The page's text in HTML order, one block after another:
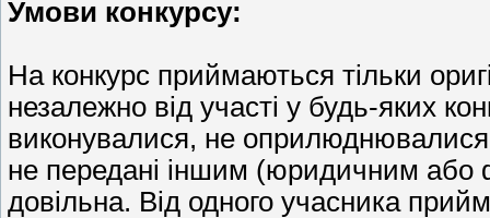
Умови конкурсу:
На конкурс приймаються тільки
незалежно від участі у будь-яких
виконувалися, не оприлюднювалися
не передані іншим (юридичним або
довільна. Від одного учасника